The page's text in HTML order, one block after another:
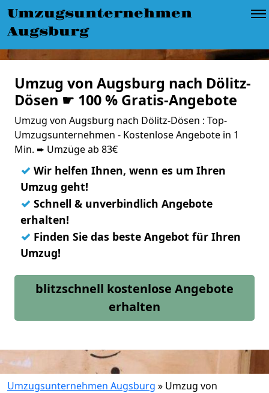
Umzugsunternehmen
Augsburg
Umzug von Augsburg nach Dölitz-
Dösen ☛ 100 % Gratis-Angebote
Umzug von Augsburg nach Dölitz-Dösen : Top-
Umzugsunternehmen - Kostenlose Angebote in 1
Min. ➨ Umzüge ab 83€
✓ Wir helfen Ihnen, wenn es um Ihren
Umzug geht!
✓ Schnell & unverbindlich Angebote
erhalten!
✓ Finden Sie das beste Angebot für Ihren
Umzug!
blitzschnell kostenlose Angebote
erhalten
Umzugsunternehmen Augsburg » Umzug von